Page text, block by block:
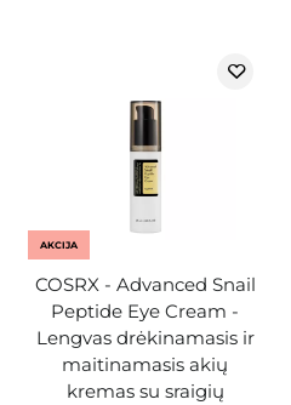
AKCIJA
COSRX - Advanced Snail
Peptide Eye Cream -
Lengvas drėkinamasis ir
maitinamasis akių
kremas su sraigių